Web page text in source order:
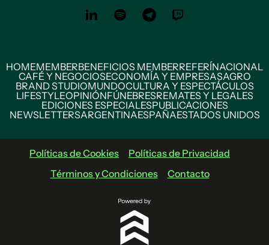
HOMEMEMBERBENEFICIOS MEMBERREFERÍNACIONAL
CAFÉ Y NEGOCIOSECONOMÍA Y EMPRESASAGRO
BRAND STUDIOMUNDOCULTURA Y ESPECTÁCULOS
LIFESTYLEOPINIÓNFÚNEBRESREMATES Y LEGALES
EDICIONES ESPECIALESPUBLICACIONES
NEWSLETTERSARGENTINAESPAÑAESTADOS UNIDOS
Políticas de Cookies
Políticas de Privacidad
Términos y Condiciones
Contacto